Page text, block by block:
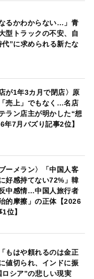
るかわからない…」青
型トラックの不安、自
”に求められる新たな
が1年3カ月で閉店〉原
売上」でもなく…名店
ラン店主が明かした“想
年7月バズり記事2位】
ーメラン〉「中国人客
好感持てない72%」韓
中感情…中国人旅行者
的摩擦」の正体【2026
位】
もはや頼れるのは金正
値切られ、インドに振
ロシア”の悲しい現実